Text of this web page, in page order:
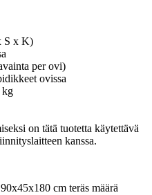
S x K)
per ovi)
ovissa
kg
on tätä tuotetta käytettävä
kanssa.
cm teräs määrä